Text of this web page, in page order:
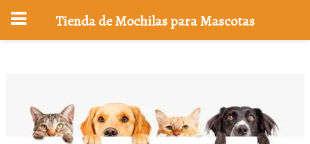
Tienda de Mochilas para Mascotas